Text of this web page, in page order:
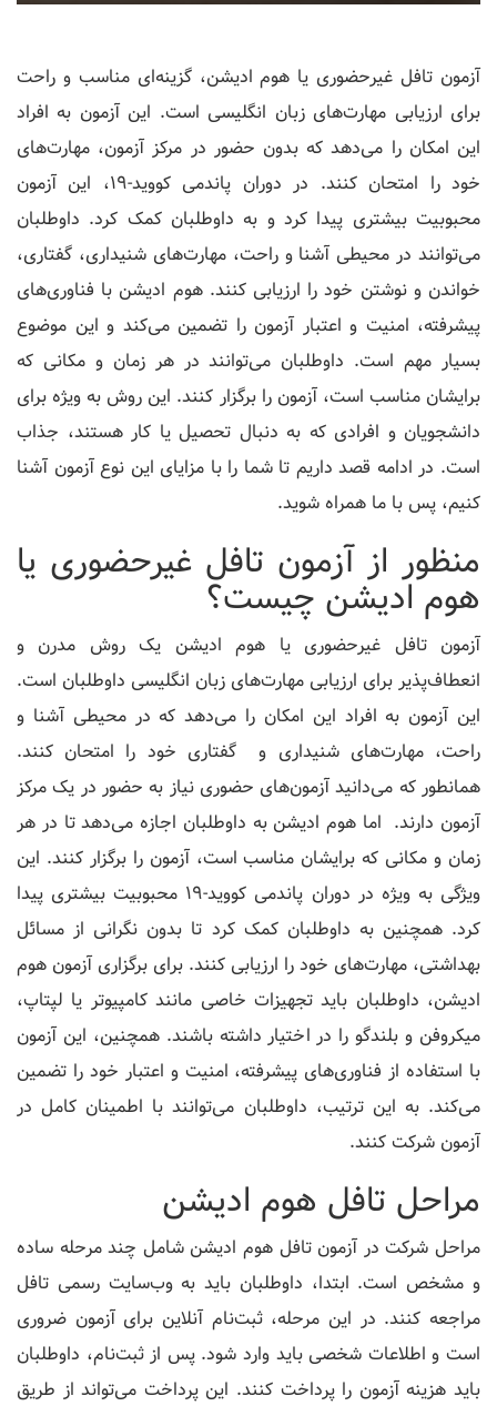
آزمون تافل غیرحضوری یا هوم ادیشن، گزینه‌ای مناسب و راحت
برای ارزیابی مهارت‌های زبان انگلیسی است. این آزمون به افراد
این امکان را می‌دهد که بدون حضور در مرکز آزمون، مهارت‌های
خود را امتحان کنند. در دوران پاندمی کووید-19، این آزمون
محبوبیت بیشتری پیدا کرد و به داوطلبان کمک کرد. داوطلبان
می‌توانند در محیطی آشنا و راحت، مهارت‌های شنیداری، گفتاری،
خواندن و نوشتن خود را ارزیابی کنند. هوم ادیشن با فناوری‌های
پیشرفته، امنیت و اعتبار آزمون را تضمین می‌کند و این موضوع
بسیار مهم است. داوطلبان می‌توانند در هر زمان و مکانی که
برایشان مناسب است، آزمون را برگزار کنند. این روش به ویژه برای
دانشجویان و افرادی که به دنبال تحصیل یا کار هستند، جذاب
است. در ادامه قصد داریم تا شما را با مزایای این نوع آزمون آشنا
کنیم، پس با ما همراه شوید.
منظور از آزمون تافل غیرحضوری یا
هوم ادیشن چیست؟
آزمون تافل غیرحضوری یا هوم ادیشن یک روش مدرن و
انعطاف‌پذیر برای ارزیابی مهارت‌های زبان انگلیسی داوطلبان است.
این آزمون به افراد این امکان را می‌دهد که در محیطی آشنا و
راحت، مهارت‌های شنیداری و گفتاری خود را امتحان کنند.
همانطور که می‌دانید آزمون‌های حضوری نیاز به حضور در یک مرکز
آزمون دارند. اما هوم ادیشن به داوطلبان اجازه می‌دهد تا در هر
زمان و مکانی که برایشان مناسب است، آزمون را برگزار کنند. این
ویژگی به ویژه در دوران پاندمی کووید-19 محبوبیت بیشتری پیدا
کرد. همچنین به داوطلبان کمک کرد تا بدون نگرانی از مسائل
بهداشتی، مهارت‌های خود را ارزیابی کنند. برای برگزاری آزمون هوم
ادیشن، داوطلبان باید تجهیزات خاصی مانند کامپیوتر یا لپتاپ،
میکروفن و بلندگو را در اختیار داشته باشند. همچنین، این آزمون
با استفاده از فناوری‌های پیشرفته، امنیت و اعتبار خود را تضمین
می‌کند. به این ترتیب، داوطلبان می‌توانند با اطمینان کامل در
آزمون شرکت کنند.
مراحل تافل هوم ادیشن
مراحل شرکت در آزمون تافل هوم ادیشن شامل چند مرحله ساده
و مشخص است. ابتدا، داوطلبان باید به وب‌سایت رسمی تافل
مراجعه کنند. در این مرحله، ثبت‌نام آنلاین برای آزمون ضروری
است و اطلاعات شخصی باید وارد شود. پس از ثبت‌نام، داوطلبان
باید هزینه آزمون را پرداخت کنند. این پرداخت می‌تواند از طریق